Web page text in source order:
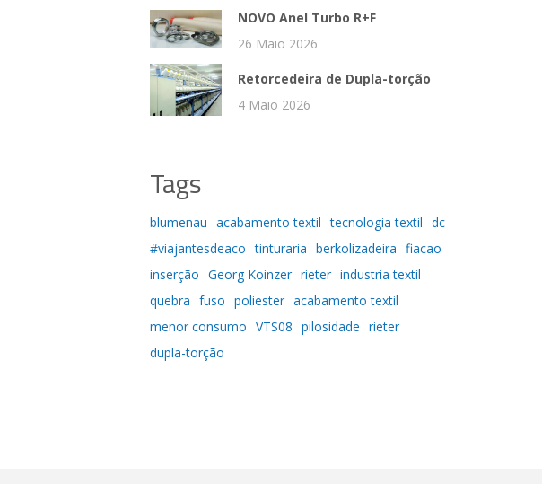
NOVO Anel Turbo R+F
26 Maio 2026
Retorcedeira de Dupla-torção
4 Maio 2026
Tags
blumenau acabamento textil tecnologia textil dc
#viajantesdeaco tinturaria berkolizadeira fiacao
inserção Georg Koinzer rieter industria textil
quebra fuso poliester acabamento textil
menor consumo VTS08 pilosidade rieter
dupla-torção